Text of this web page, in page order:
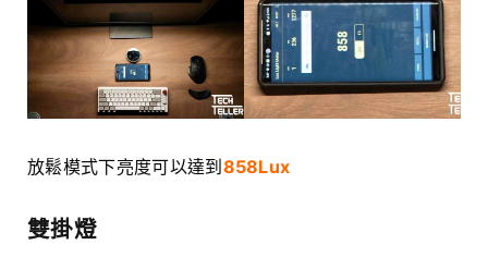
放鬆模式下亮度可以達到 858Lux
雙掛燈